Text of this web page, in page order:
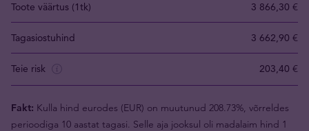
Toote väärtus (1tk) 3 866,30 €
Tagasiostuhind 3 662,90 €
Teie risk 203,40 €
Fakt: Kulla hind eurodes (EUR) on muutunud 208.73%, võrreldes
perioodiga 10 aastat tagasi. Selle aja jooksul oli madalaim hind 1